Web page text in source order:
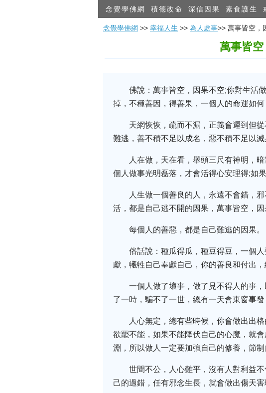
念覺學佛網 積德改命 深信因果 素食護生
念覺學佛網 >> 幸福人生 >> 為人處事>> 萬事皆​空，
萬事皆​
佛說：萬事皆空，因果不空;你對生活
掉，不種善因，得善果，一個人的命運如
天網恢恢，疏而不漏，正義會遲到但
難逃，善不積不足以成名，惡不積不足以
人在做，天在看，舉頭三尺有神明，
個人做事光明磊落，才會活得心安理得;如
人生做一個善良的人，永遠不會錯，
活，都是自己逃不開的因果，萬事皆空，因
每個人的善惡，都是自己難逃的因果。
俗話說：種瓜得瓜，種豆得豆，一個
獻，犧牲自己奉獻自己，你的善良和付出
一個人做了壞事，做了見不得人的事
了一時，騙不了一世，總有一天會東窗事
人心無定，總有些時候，你會做出出
欲罷不能，如果不能降伏自己的心魔，就
淵，所以做人一定要加強自己的修養，節
世間不公，人心難平，沒有人對利益
己的過錯，任有邪念生長，就會做出傷天